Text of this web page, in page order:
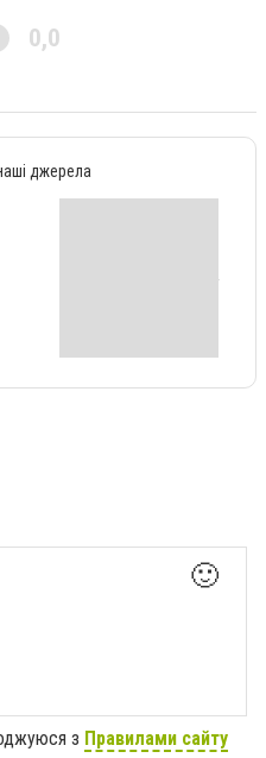
0,0
джерела
🙂
з Правилами сайту